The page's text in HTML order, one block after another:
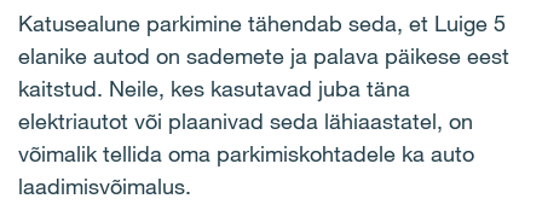
Katusealune parkimine tähendab seda, et Luige 5
elanike autod on sademete ja palava päikese eest
kaitstud. Neile, kes kasutavad juba täna
elektriautot või plaanivad seda lähiaastatel, on
võimalik tellida oma parkimiskohtadele ka auto
laadimisvõimalus.